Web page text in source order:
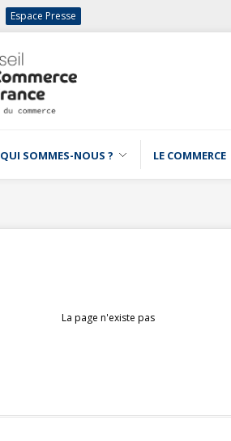
Espace Presse
QUI SOMMES-NOUS ? LE COMMERCE
La page n'existe pas